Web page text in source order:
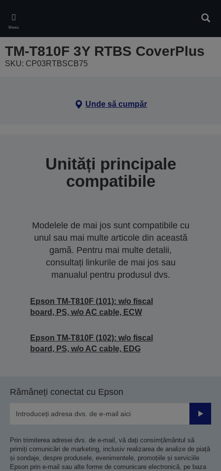
main
content
Meniu
TM-T810F 3Y RTBS CoverPlus
SKU: CP03RTBSCB75
Unde să cumpăr
Unități principale
compatibile
Modelele de mai jos sunt compatibile cu
unul sau mai multe articole din această
gamă. Pentru mai multe detalii,
consultați linkurile de mai jos sau
manualul pentru produsul dvs.
Epson TM-T810F (101): w/o fiscal
board, PS, w/o AC cable, ECW
Epson TM-T810F (102): w/o fiscal
board, PS, w/o AC cable, EDG
Rămâneți conectat cu Epson
Prin trimiterea adresei dvs. de e-mail, vă dați consimțământul să
primiți comunicări de marketing, inclusiv realizarea de analize de piață
și sondaje, despre produsele, evenimentele, promoțiile și serviciile
Epson prin e-mail sau alte forme de comunicare electronică, pe baza